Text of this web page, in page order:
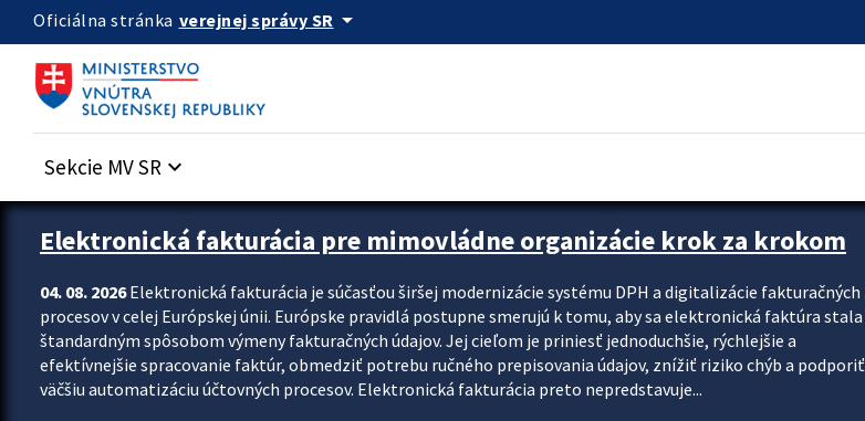
Preskocit na hlavný obsah
Oficiálna stránka verejnej správy SR arrow_drop_down
Sekcie MV SR keyboard_arrow_down
Zastavit automatický posun upútavok
Elektronická fakturácia pre mimovládne organizácie krok za krokom
04. 08. 2026Elektronická fakturácia je súčasťou širšej modernizácie systému DPH a digitalizácie fakturačných
procesov v celej Európskej únii. Európske pravidlá postupne smerujú k tomu, aby sa elektronická faktúra stala
štandardným spôsobom výmeny fakturačných údajov. Jej cieľom je priniesť jednoduchšie, rýchlejšie a
efektívnejšie spracovanie faktúr, obmedziť potrebu ručného prepisovania údajov, znížiť riziko chýb a podporiť
väčšiu automatizáciu účtovných procesov. Elektronická fakturácia preto nepredstavuje...